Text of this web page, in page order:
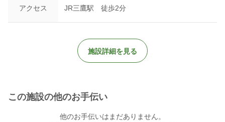
アクセス JR三鷹駅 徒歩2分
施設詳細を見る
この施設の他のお手伝い
他のお手伝いはまだありません。